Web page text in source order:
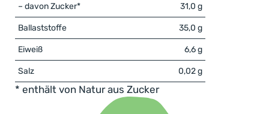
– davon Zucker* 31,0 g
Ballaststoffe 35,0 g
Eiweiß 6,6 g
Salz 0,02 g
* enthält von Natur aus Zucker